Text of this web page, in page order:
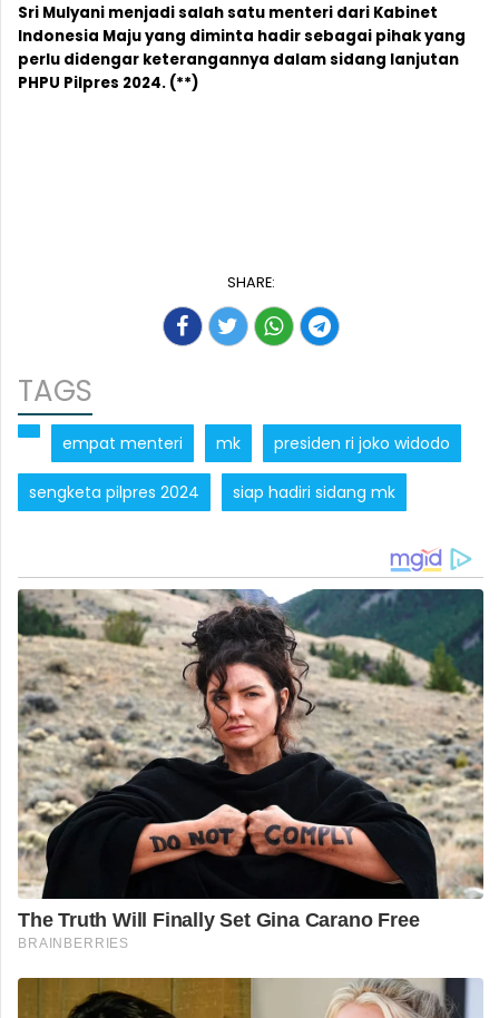
Sri Mulyani menjadi salah satu menteri dari Kabinet
Indonesia Maju yang diminta hadir sebagai pihak yang
perlu didengar keterangannya dalam sidang lanjutan
PHPU Pilpres 2024. (**)
SHARE:
TAGS
empat menteri mk presiden ri joko widodo
sengketa pilpres 2024 siap hadiri sidang mk